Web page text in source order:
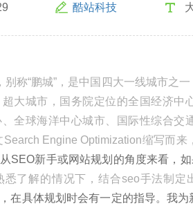
酷站科技
别称“鹏城”，是中国四大一线城市之
大城市，国务院定位的全国经济中
全球海洋中心城市、国际性综合交
Search Engine Optimization缩写而
SEO新手或网站规划的角度来看，
了解的情况下，结合seo手法制定
在具体规划时会有一定的指导。我